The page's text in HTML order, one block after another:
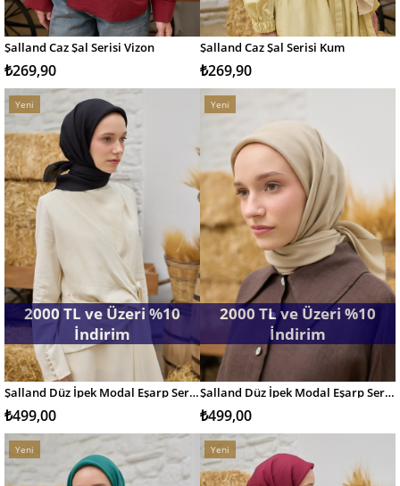
SEPETE EKLE
Şalland Caz Şal Serisi Vizon
₺269,90
SEPETE EKLE
Şalland Caz Şal Serisi Kum
₺269,90
SEPETE EKLE
Yeni
Şalland Düz İpek Modal Eşarp Serisi Siyah
2000 TL ve Üzeri %10
İndirim
₺499,00
SEPETE EKLE
Yeni
Şalland Düz İpek Modal Eşarp Serisi Bej
2000 TL ve Üzeri %10
İndirim
₺499,00
Yeni
Ürün
Yeni
Ürün